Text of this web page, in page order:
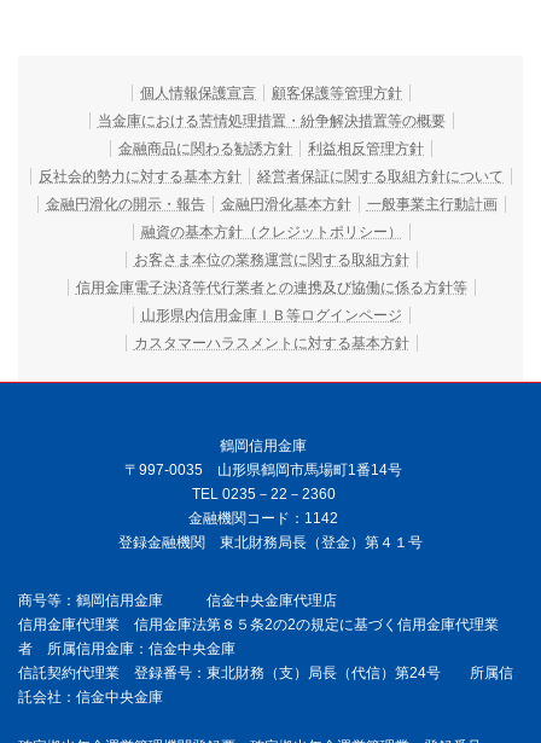
個人情報保護宣言
顧客保護等管理方針
当金庫における苦情処理措置・紛争解決措置等の概要
金融商品に関わる勧誘方針
利益相反管理方針
反社会的勢力に対する基本方針
経営者保証に関する取組方針について
金融円滑化の開示・報告
金融円滑化基本方針
一般事業主行動計画
融資の基本方針（クレジットポリシー）
お客さま本位の業務運営に関する取組方針
信用金庫電子決済等代行業者との連携及び協働に係る方針等
山形県内信用金庫ＩＢ等ログインページ
カスタマーハラスメントに対する基本方針
鶴岡信用金庫
〒997-0035 山形県鶴岡市馬場町1番14号
TEL 0235－22－2360
金融機関コード：1142
登録金融機関 東北財務局長（登金）第４１号
商号等：鶴岡信用金庫 信金中央金庫代理店
信用金庫代理業 信用金庫法第８５条2の2の規定に基づく信用金庫代理業
者 所属信用金庫：信金中央金庫
信託契約代理業 登録番号：東北財務（支）局長（代信）第24号 所属信
託会社：信金中央金庫